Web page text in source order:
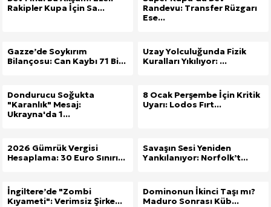
Rakipler Kupa İçin Sa...
Randevu: Transfer Rüzgarı
Ese...
Gazze’de Soykırım
Bilançosu: Can Kaybı 71 Bi...
Uzay Yolculuğunda Fizik
Kuralları Yıkılıyor: ...
Dondurucu Soğukta
"Karanlık" Mesaj:
Ukrayna'da 1...
8 Ocak Perşembe İçin Kritik
Uyarı: Lodos Fırt...
2026 Gümrük Vergisi
Hesaplama: 30 Euro Sınırı...
Savaşın Sesi Yeniden
Yankılanıyor: Norfolk’t...
İngiltere’de "Zombi
Kıyameti": Verimsiz Şirke...
Dominonun İkinci Taşı mı?
Maduro Sonrası Küb...